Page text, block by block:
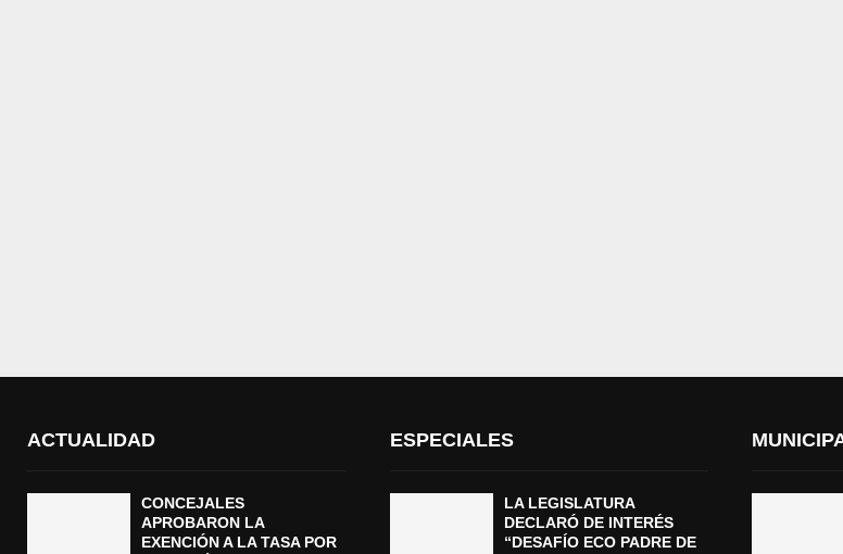
ACTUALIDAD
CONCEJALES
APROBARON LA
EXENCIÓN A LA TASA POR
ESPECIALES
LA LEGISLATURA
DECLARÓ DE INTERÉS
“DESAFÍO ECO PADRE DE